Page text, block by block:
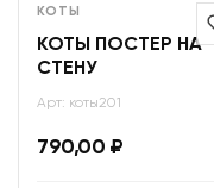
КОТЫ
КОТЫ ПОСТЕР НА
СТЕНУ
Арт: коты201
790,00 ₽